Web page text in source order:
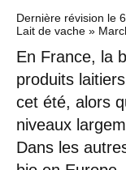
Dernière révision le
Lait de vache »
En France, la
produits
cet été, alors
niveaux
Dans les